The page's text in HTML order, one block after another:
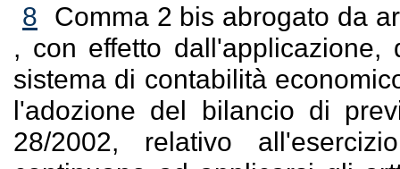
8
Comma 2 bis abrogato da
, con effetto
sistema di contabilità
l'adozione del bilancio di
28/2002, relativo